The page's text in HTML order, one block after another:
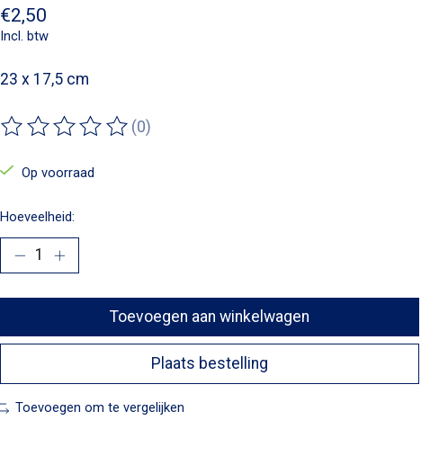
€2,50
Incl. btw
23 x 17,5 cm
De beoordeling van dit product is
(0)
Op voorraad
Hoeveelheid:
Toevoegen aan winkelwagen
Plaats bestelling
Toevoegen om te vergelijken